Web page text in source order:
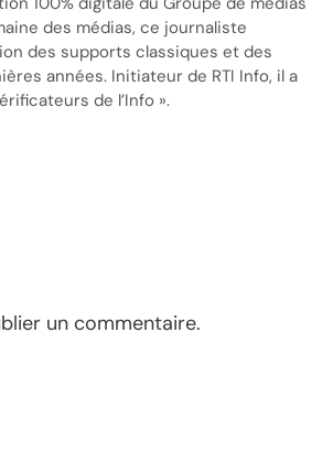
des médias, ce journaliste
des supports classiques et des
années. Initiateur de RTI Info, il a
de l’Info ».
un commentaire.